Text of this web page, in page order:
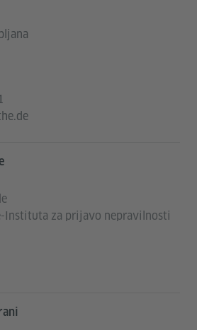
Instituta za prijavo nepravilnosti